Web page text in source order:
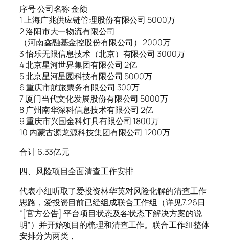
序号 公司名称 金额
1 上海广兆供应链管理股份有限公司 5000万
2 洛阳市大一物流有限公司
（河南鑫融基金控股份有限公司） 2000万
3 怡乐无限信息技术（北京）有限公司 3000万
4 北京星河世界集团有限公司 2亿
5 北京星河星园科技有限公司 5000万
6 重庆市航旅票务有限公司 300万
7 厦门当代文化发展股份有限公司 5000万
8 广州南华深科信息技术有限公司 2亿
9 重庆市兴国金科灯具有限公司 1800万
10 内蒙古源龙源科技集团有限公司 1200万
合计 6.33亿元
四、风险项目全面清查工作安排
代表小组听取了爱投资林华英对风险化解的清查工作
思路，爱投资目前已经组成联合工作组（详见7.26日
“[官方公告] 平台项目状态及各状态下解决方案的说
明”）并开始项目的梳理和清查工作。联合工作组整体
安排分为两类，